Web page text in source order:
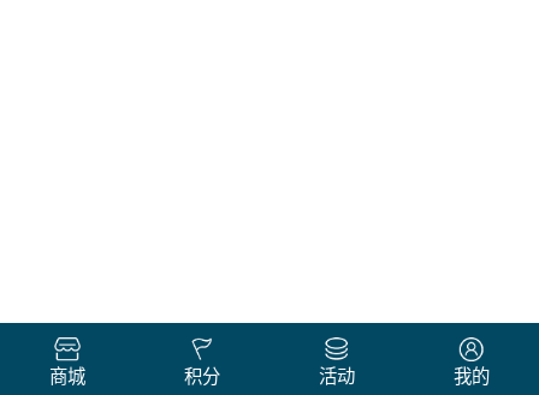
商城 积分 活动 我的